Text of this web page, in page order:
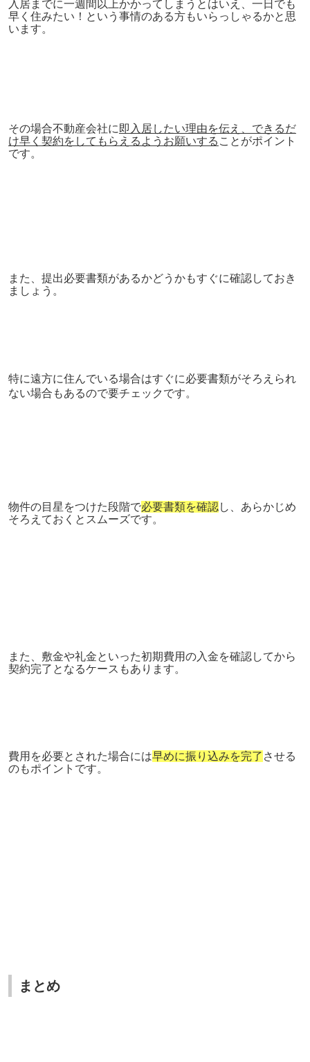
入居までに一週間以上かかってしまうとはいえ、一日でも
早く住みたい！という事情のある方もいらっしゃるかと思
います。
その場合不動産会社に 即入居したい理由を伝え、できるだ
け早く契約をしてもらえるようお願いする ことがポイント
です。
また、提出必要書類があるかどうかもすぐに確認しておき
ましょう。
特に遠方に住んでいる場合はすぐに必要書類がそろえられ
ない場合もあるので要チェックです。
物件の目星をつけた段階で必要書類を確認し、あらかじめ
そろえておくとスムーズです。
また、敷金や礼金といった初期費用の入金を確認してから
契約完了となるケースもあります。
費用を必要とされた場合には早めに振り込みを完了 させる
のもポイントです。
まとめ